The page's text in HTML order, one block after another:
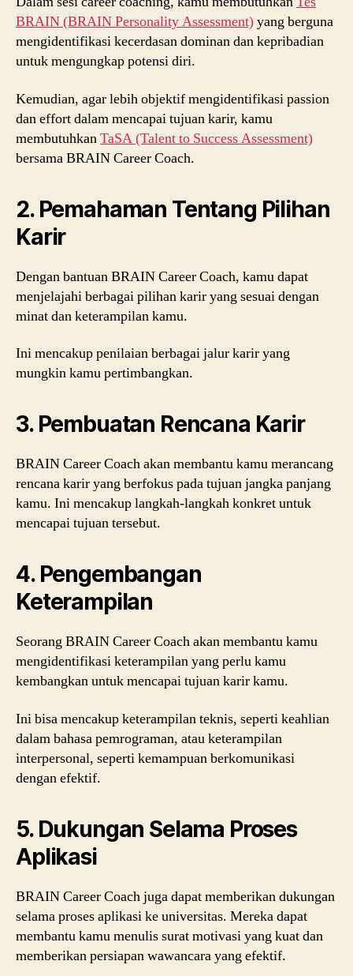
BRAIN (BRAIN Personality Assessment)yang berguna
mengidentifikasi kecerdasan dominan dan kepribadian
untuk mengungkap potensi diri.
Kemudian, agar lebih objektif mengidentifikasi passion
dan effort dalam mencapai tujuan karir, kamu
membutuhkanTaSA (Talent to Success Assessment)
bersama BRAIN Career Coach.
2. Pemahaman Tentang Pilihan
Karir
Dengan bantuan BRAIN Career Coach, kamu dapat
menjelajahi berbagai pilihan karir yang sesuai dengan
minat dan keterampilan kamu.
Ini mencakup penilaian berbagai jalur karir yang
mungkin kamu pertimbangkan.
3. Pembuatan Rencana Karir
BRAIN Career Coach akan membantu kamu merancang
rencana karir yang berfokus pada tujuan jangka panjang
kamu. Ini mencakup langkah-langkah konkret untuk
mencapai tujuan tersebut.
4. Pengembangan
Keterampilan
Seorang BRAIN Career Coach akan membantu kamu
mengidentifikasi keterampilan yang perlu kamu
kembangkan untuk mencapai tujuan karir kamu.
Ini bisa mencakup keterampilan teknis, seperti keahlian
dalam bahasa pemrograman, atau keterampilan
interpersonal, seperti kemampuan berkomunikasi
dengan efektif.
5. Dukungan Selama Proses
Aplikasi
BRAIN Career Coach juga dapat memberikan dukungan
selama proses aplikasi ke universitas. Mereka dapat
membantu kamu menulis surat motivasi yang kuat dan
memberikan persiapan wawancara yang efektif.